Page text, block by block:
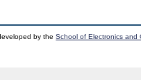
by theSchool of Electronics and